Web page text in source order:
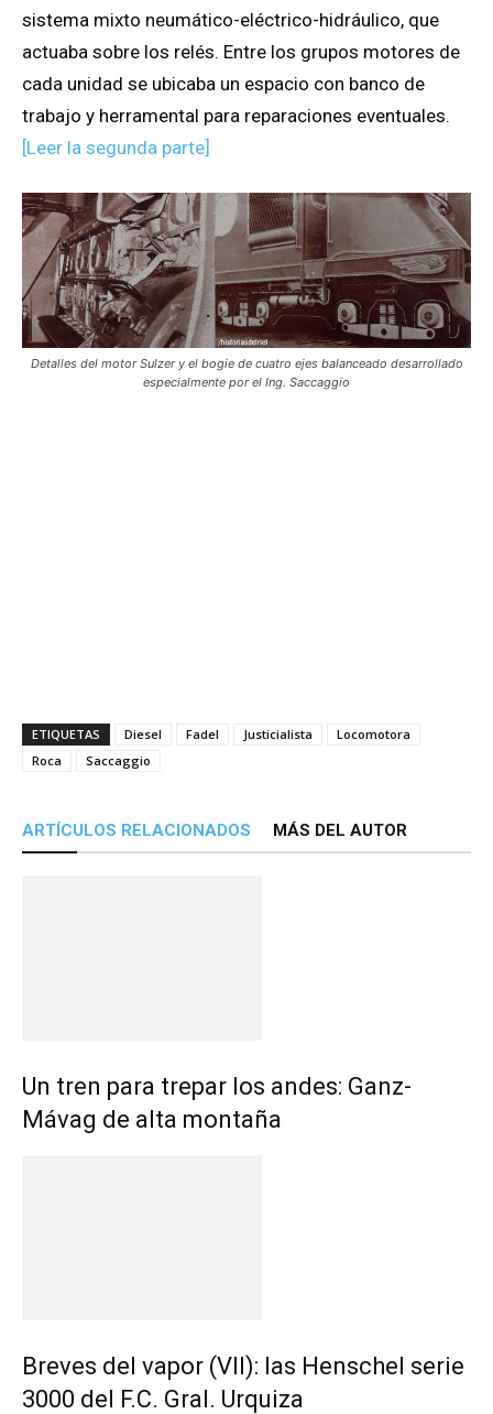
sistema mixto neumático-eléctrico-hidráulico, que
actuaba sobre los relés. Entre los grupos motores de
cada unidad se ubicaba un espacio con banco de
trabajo y herramental para reparaciones eventuales.
[Leer la segunda parte]
Detalles del motor Sulzer y el bogie de cuatro ejes balanceado desarrollado
especialmente por el Ing. Saccaggio
ETIQUETAS Diesel Fadel Justicialista
Locomotora
Roca
Saccaggio
ARTÍCULOS RELACIONADOS MÁS DEL AUTOR
Un tren para trepar los andes: Ganz-
Mávag de alta montaña
Breves del vapor (VII): las Henschel serie
3000 del F.C. Gral. Urquiza